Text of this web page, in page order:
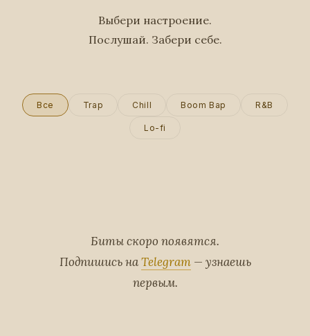
Выбери настроение.
Послушай. Забери себе.
Все Trap Chill Boom Bap R&B
Lo-fi
Биты скоро появятся.
Подпишись наTelegram— узнаешь
первым.